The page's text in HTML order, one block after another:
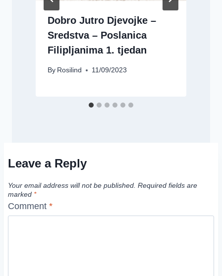
Dobro Jutro Djevojke –
Sredstva – Poslanica
Filipljanima 1. tjedan
By Rosilind 11/09/2023
Leave a Reply
Your email address will not be published. Required fields are
marked *
Comment *